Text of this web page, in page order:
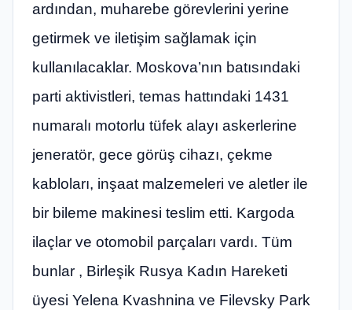
ardından, muharebe görevlerini yerine
getirmek ve iletişim sağlamak için
kullanılacaklar. Moskova’nın batısındaki
parti aktivistleri, temas hattındaki 1431
numaralı motorlu tüfek alayı askerlerine
jeneratör, gece görüş cihazı, çekme
kabloları, inşaat malzemeleri ve aletler ile
bir bileme makinesi teslim etti. Kargoda
ilaçlar ve otomobil parçaları vardı. Tüm
bunlar , Birleşik Rusya Kadın Hareketi
üyesi Yelena Kvashnina ve Filevsky Park